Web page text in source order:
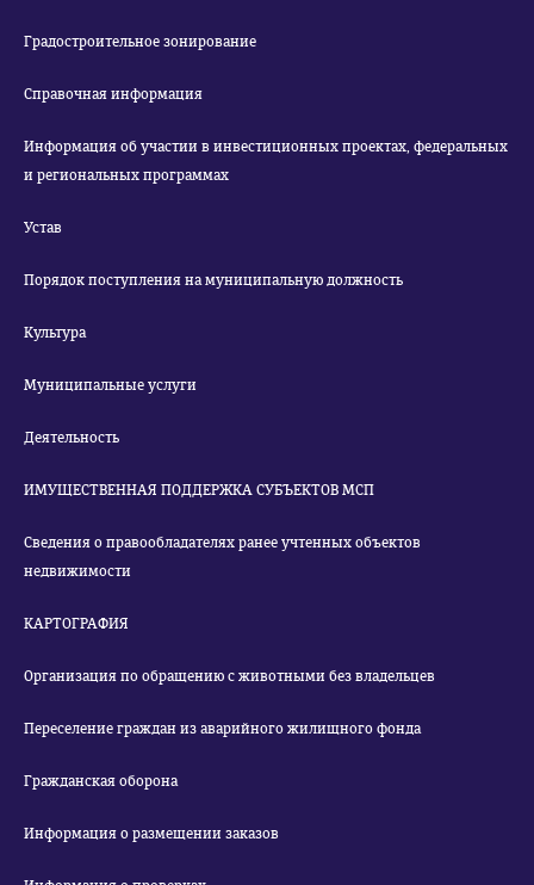
Градостроительное зонирование
Справочная информация
Информация об участии в инвестиционных проектах, федеральных
и региональных программах
Устав
Порядок поступления на муниципальную должность
Культура
Муниципальные услуги
Деятельность
ИМУЩЕСТВЕННАЯ ПОДДЕРЖКА СУБЪЕКТОВ МСП
Сведения о правообладателях ранее учтенных объектов
недвижимости
КАРТОГРАФИЯ
Организация по обращению с животными без владельцев
Переселение граждан из аварийного жилищного фонда
Гражданская оборона
Информация о размещении заказов